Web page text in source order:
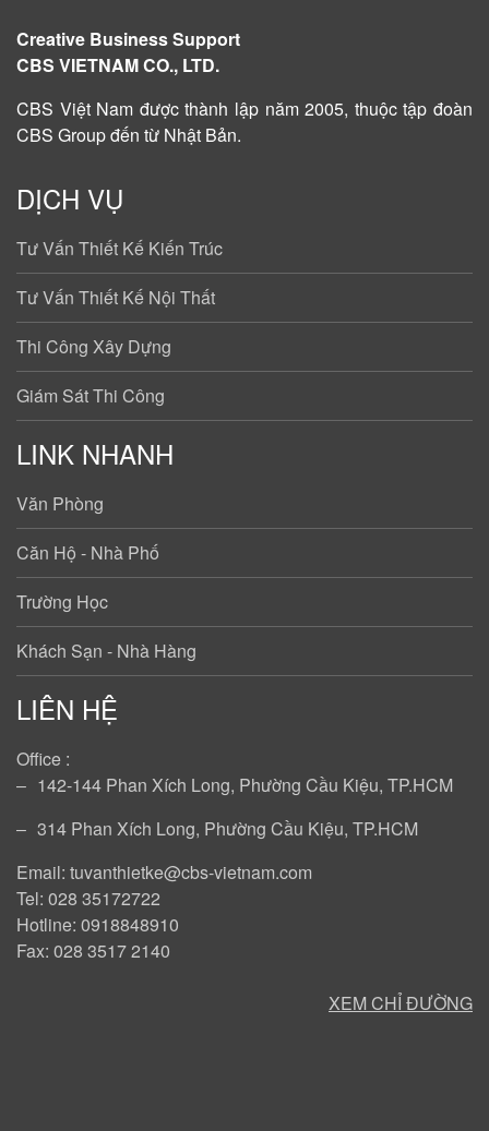
Creative Business Support
CBS VIETNAM CO., LTD.
CBS Việt Nam đượcthành lập năm 2005, thuộc tập đoàn
CBS Group đến từ Nhật Bản.
DỊCH VỤ
Tư Vấn Thiết Kế Kiến Trúc
Tư Vấn Thiết Kế Nội Thất
Thi Công Xây Dựng
Giám Sát Thi Công
LINK NHANH
Văn Phòng
Căn Hộ - Nhà Phố
Trường Học
Khách Sạn - Nhà Hàng
LIÊN HỆ
Office :
‒ 142-144 Phan Xích Long, Phường Cầu Kiệu, TP.HCM
‒ 314 Phan Xích Long, Phường Cầu Kiệu, TP.HCM
Email: tuvanthietke@cbs-vietnam.com
Tel: 028 35172722
Hotline: 0918848910
Fax: 028 3517 2140
XEM CHỈ ĐƯỜNG